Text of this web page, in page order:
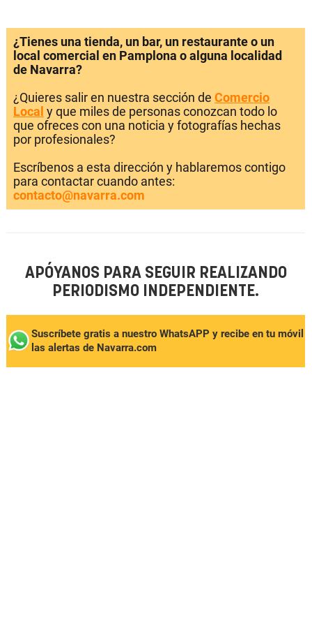
¿Tienes una tienda, un bar, un restaurante o un
local comercial en Pamplona o alguna localidad
de Navarra?
¿Quieres salir en nuestra sección de Comercio
Local y que miles de personas conozcan todo lo
que ofreces con una noticia y fotografías hechas
por profesionales?
Escríbenos a esta dirección y hablaremos contigo
para contactar cuando antes:
contacto@navarra.com
APÓYANOS PARA SEGUIR REALIZANDO
PERIODISMO INDEPENDIENTE.
Suscríbete gratis a nuestro WhatsAPP y recibe en tu móvil
las alertas de Navarra.com